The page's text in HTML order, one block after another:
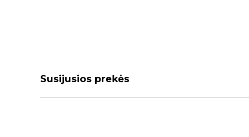
Susijusios prekės